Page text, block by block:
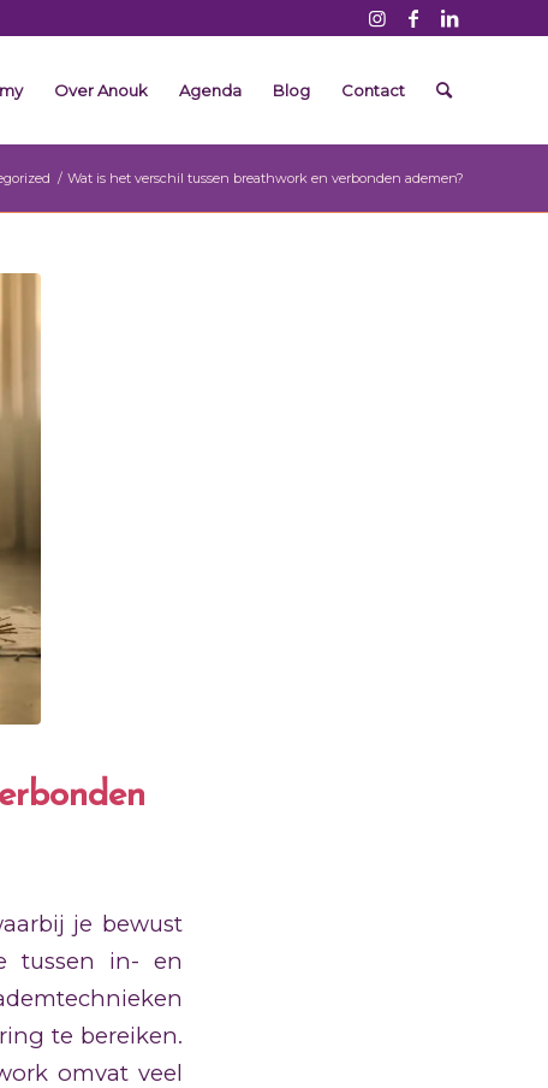
Over Anouk Agenda Blog Contact
/ Wat is het verschil tussen breathwork en verbonden ademen?
je bewust
tussen in- en
te bereiken.
omvat veel